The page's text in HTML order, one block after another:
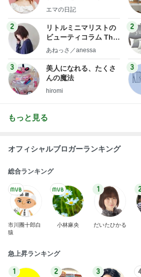
社売却セカンドライ
エマの日記
2
リトルミニマリストの
ビューティコラム The
little minimalist's bea
あねっさ／anessa
3
美人になれる、たくさ
んの魔法
hiromi
2
3
もっと見る
オフィシャルブロガーランキング
総合ランキング
市川團十郎白
猿
小林麻央
1
だいたひかる
急上昇ランキング
1 2 3